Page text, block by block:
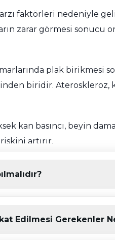
faktörleri nedeniyle
zarar görmesi sonucu
plak birikmesi
biridir. Ateroskleroz,
kan basıncı, beyin
artırır.
ve bu pıhtıların beyne
Edilmesi Gerekenler